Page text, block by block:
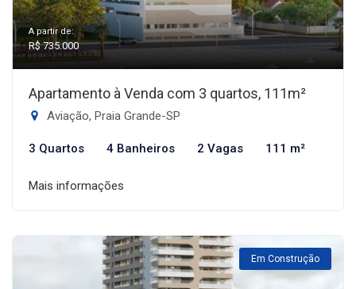
A partir de:
R$ 735.000
Apartamento à Venda com 3 quartos, 111m²
Aviação, Praia Grande-SP
3 Quartos 4 Banheiros 2 Vagas 111 m²
Mais informações
Em Construção